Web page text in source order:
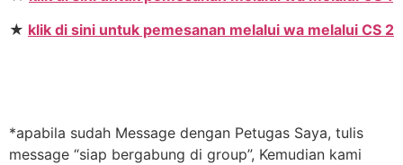
★ klik di sini untuk pemesanan melalui wa melalui CS 2
*apabila sudah Message dengan Petugas Saya, tulis
message “siap bergabung di group”, Kemudian kami